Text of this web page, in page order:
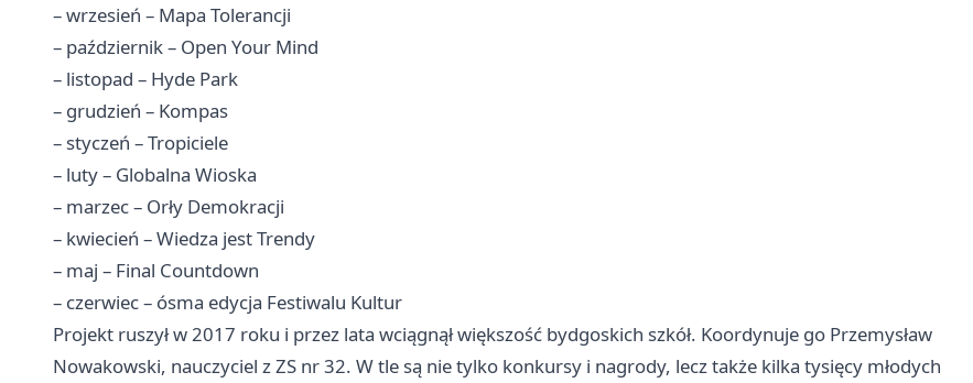
– wrzesień – Mapa Tolerancji
– październik – Open Your Mind
– listopad – Hyde Park
– grudzień – Kompas
– styczeń – Tropiciele
– luty – Globalna Wioska
– marzec – Orły Demokracji
– kwiecień – Wiedza jest Trendy
– maj – Final Countdown
– czerwiec – ósma edycja Festiwalu Kultur
Projekt ruszył w 2017 roku i przez lata wciągnął większość bydgoskich szkół. Koordynuje go Przemysław
Nowakowski, nauczyciel z ZS nr 32. W tle są nie tylko konkursy i nagrody, lecz także kilka tysięcy młodych